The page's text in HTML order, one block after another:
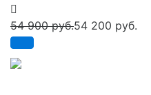
54 900 руб.54 200 руб.